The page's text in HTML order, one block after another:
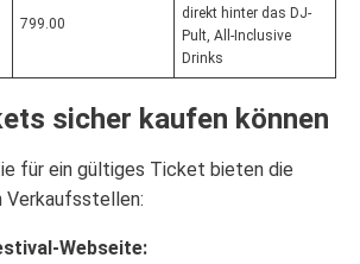
799.00
direkt hinter das DJ-
Pult, All-Inclusive
Drinks
sicher kaufen können
für ein gültiges Ticket bieten die
Verkaufsstellen:
Webseite: